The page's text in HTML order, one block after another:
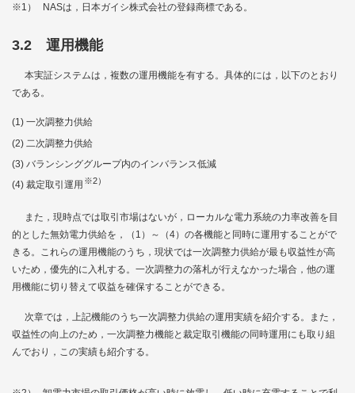
※1） NASは，日本ガイシ株式会社の登録商標である。
3.2 運用機能
本実証システムは，複数の運用機能を有する。具体的には，以下のとおり
である。
一次調整力供給
二次調整力供給
バランシンググループ内のインバランス低減
裁定取引運用 ※2）
また，現時点では取引市場はないが，ローカルな電力系統の力率改善を目
的とした無効電力供給を，（1）～（4）の各機能と同時に運用することがで
きる。これらの運用機能のうち，現状では一次調整力供給が最も収益性が高
いため，優先的に入札する。一次調整力の落札が行えなかった場合，他の運
用機能に切り替えて収益を確保することができる。
次章では，上記機能のうち一次調整力供給の運用実績を紹介する。また，
収益性の向上のため，一次調整力機能と裁定取引機能の同時運用にも取り組
んでおり，この実績も紹介する。